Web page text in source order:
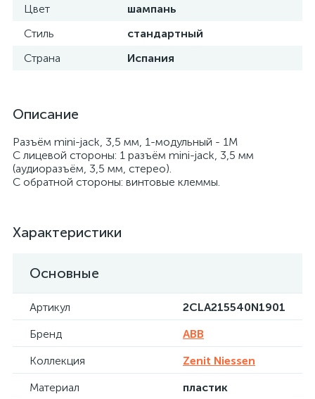
Цвет
шампань
Стиль
стандартный
Страна
Испания
Описание
Разъём mini-jack, 3,5 мм, 1-модульный - 1М
С лицевой стороны: 1 разъём mini-jack, 3,5 мм
(аудиоразъём, 3,5 мм, стерео).
С обратной стороны: винтовые клеммы.
Характеристики
Основные
Артикул
2CLA215540N1901
Бренд
ABB
Коллекция
Zenit Niessen
Материал
пластик